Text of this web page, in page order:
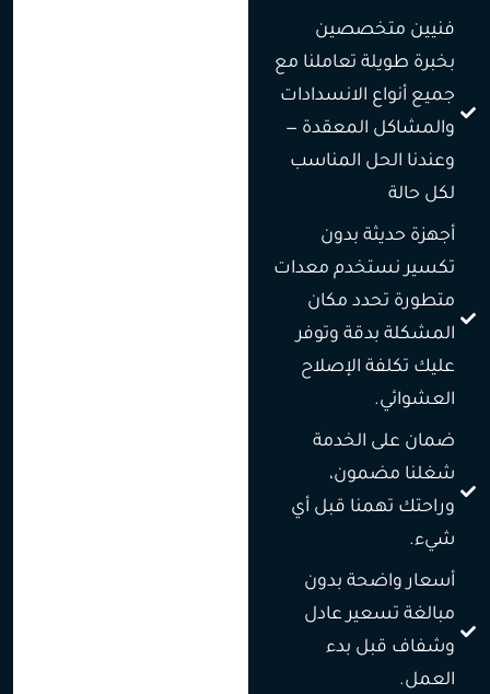
فنيين متخصصين
بخبرة طويلة تعاملنا مع
جميع أنواع الانسدادات
والمشاكل المعقدة —
وعندنا الحل المناسب
لكل حالة
أجهزة حديثة بدون
تكسير نستخدم معدات
متطورة تحدد مكان
المشكلة بدقة وتوفر
عليك تكلفة الإصلاح
العشوائي.
ضمان على الخدمة
شغلنا مضمون،
وراحتك تهمنا قبل أي
شيء.
أسعار واضحة بدون
مبالغة تسعير عادل
وشفاف قبل بدء
العمل.